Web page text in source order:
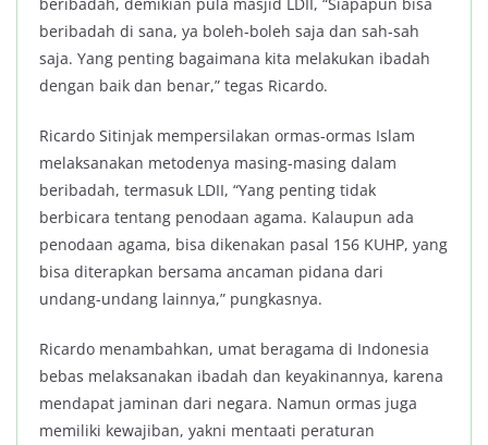
beribadah di sana, ya boleh-boleh saja dan sah-sah
saja. Yang penting bagaimana kita melakukan ibadah
dengan baik dan benar,” tegas Ricardo.
Ricardo Sitinjak mempersilakan ormas-ormas Islam
melaksanakan metodenya masing-masing dalam
beribadah, termasuk LDII, “Yang penting tidak
berbicara tentang penodaan agama. Kalaupun ada
penodaan agama, bisa dikenakan pasal 156 KUHP, yang
bisa diterapkan bersama ancaman pidana dari
undang-undang lainnya,” pungkasnya.
Ricardo menambahkan, umat beragama di Indonesia
bebas melaksanakan ibadah dan keyakinannya, karena
mendapat jaminan dari negara. Namun ormas juga
memiliki kewajiban, yakni mentaati peraturan